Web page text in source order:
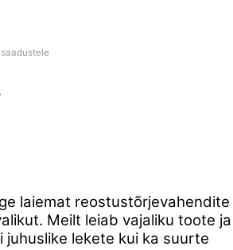
laiemat reostustõrjevahendite
Meilt leiab vajaliku toote ja
juhuslike lekete kui ka suurte